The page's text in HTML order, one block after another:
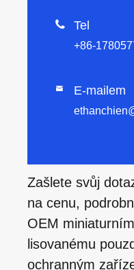
 Tel
+86-
 E-mailem
Zašlete svůj
na cenu,
OEM
lisovanému
ochranným